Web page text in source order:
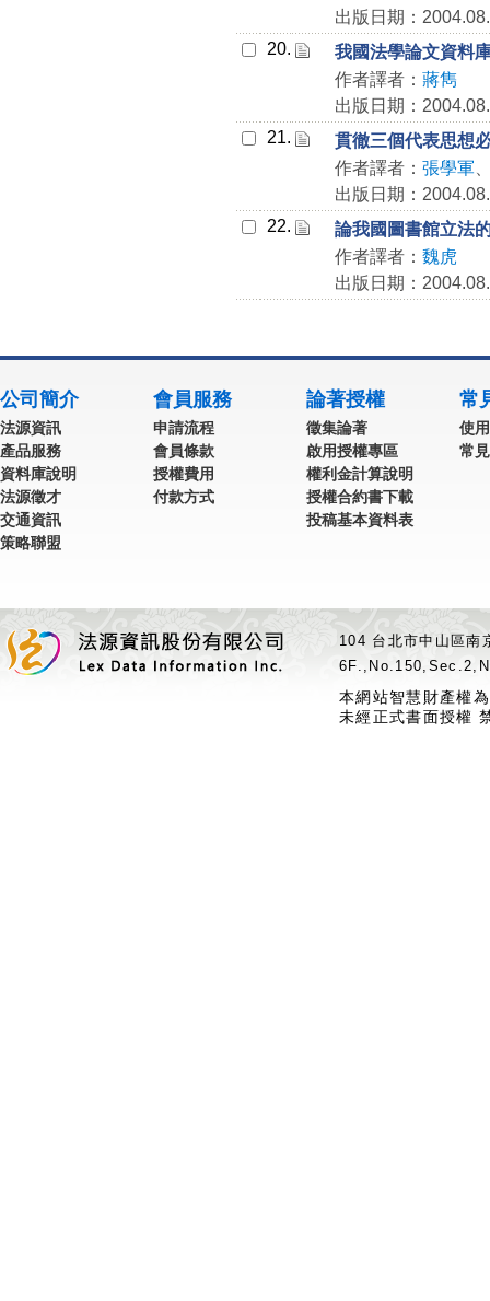
出版日期：
20.
我國法學論文資料
作者譯者： 蔣雋
出版日期：
21.
貫徹三個代表思想
作者譯者： 張學軍
出版日期：
22.
論我國圖書館立法
作者譯者： 魏虎
出版日期：
公司簡介
法源資訊
產品服務
資料庫說明
法源徵才
交通資訊
策略聯盟
會員服務
申請流程
會員條款
授權費用
付款方式
論著授權
徵集論著
啟用授權專區
權利金計算說明
授權合約書下載
投稿基本資料表
常
使
常
104 台北市中山區
本網站智慧財產權
未經正式書面授權